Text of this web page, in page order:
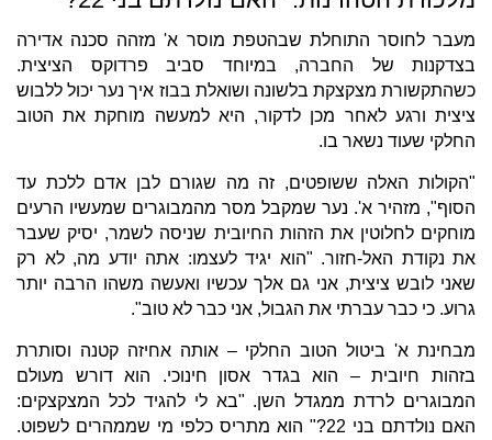
מעבר לחוסר התוחלת שבהטפת מוסר א' מזהה סכנה אדירה
בצדקנות של החברה, במיוחד סביב פרדוקס הציצית.
כשהתקשורת מצקצקת בלשונה ושואלת בבוז איך נער יכול ללבוש
ציצית ורגע לאחר מכן לדקור, היא למעשה מוחקת את הטוב
החלקי שעוד נשאר בו.
"הקולות האלה ששופטים, זה מה שגורם לבן אדם ללכת עד
הסוף", מזהיר א'. נער שמקבל מסר מהמבוגרים שמעשיו הרעים
מוחקים לחלוטין את הזהות החיובית שניסה לשמר, יסיק שעבר
את נקודת האל-חזור. "הוא יגיד לעצמו: אתה יודע מה, לא רק
שאני לובש ציצית, אני גם אלך עכשיו ואעשה משהו הרבה יותר
גרוע. כי כבר עברתי את הגבול, אני כבר לא טוב".
מבחינת א' ביטול הטוב החלקי – אותה אחיזה קטנה וסותרת
בזהות חיובית – הוא בגדר אסון חינוכי. הוא דורש מעולם
המבוגרים לרדת ממגדל השן. "בא לי להגיד לכל המצקצקים:
האם נולדתם בני 22?" הוא מתריס כלפי מי שממהרים לשפוט.